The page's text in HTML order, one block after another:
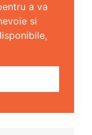
a va
si